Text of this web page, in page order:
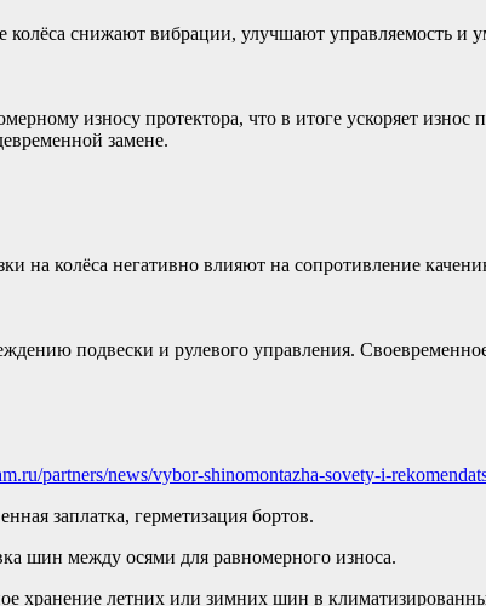
колёса снижают вибрации, улучшают управляемость
износу протектора, что в итоге ускоряет
замене.
на колёса негативно влияют на сопротивление
подвески и рулевого управления.
partners/news/vybor-shinomontazha-sovety-i-
заплатка, герметизация бортов.
шин между осями для равномерного износа.
хранение летних или зимних шин в